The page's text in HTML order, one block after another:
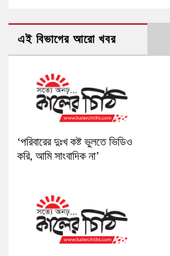
এই বিভাগের আরো খবর
‘পরিবারের দুঃখ কষ্ট ভুলতে ভিডিও
করি, আমি সাংবাদিক না’